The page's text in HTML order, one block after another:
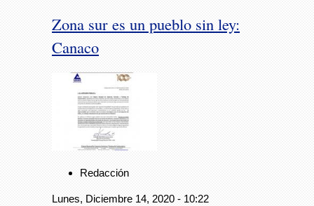
Zona sur es un pueblo sin ley:
Canaco
Redacción
Lunes, Diciembre 14, 2020 - 10:22